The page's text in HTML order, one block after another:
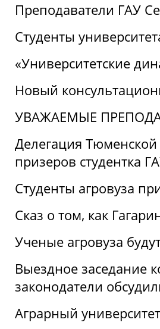
Преподаватели ГАУ
Студенты
«Университетские
Новый
УВАЖАЕМЫЕ
Делегация Тюменской
призеров студентка
Студенты агровуза
Сказ о том, как
Ученые агровуза
Выездное заседание
законодатели
Аграрный